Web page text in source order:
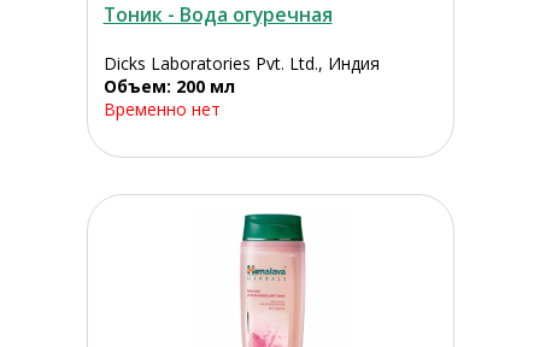
Тоник - Вода огуречная
Dicks Laboratories Pvt. Ltd., Индия
Объем: 200 мл
Временно нет